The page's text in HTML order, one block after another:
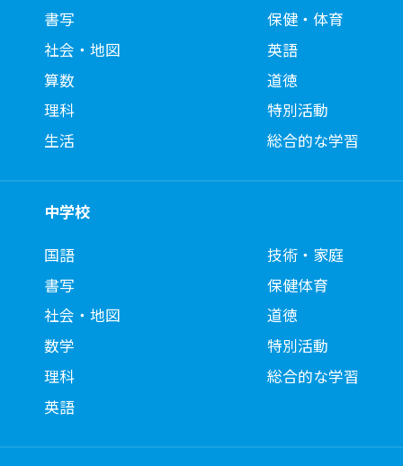
書写
社会・地図
算数
理科
生活
保健・体育
英語
道徳
特別活動
総合的な学習
中学校
国語
書写
社会・地図
数学
理科
英語
技術・家庭
保健体育
道徳
特別活動
総合的な学習